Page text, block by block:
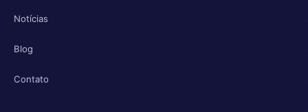
Notícias
Blog
Contato